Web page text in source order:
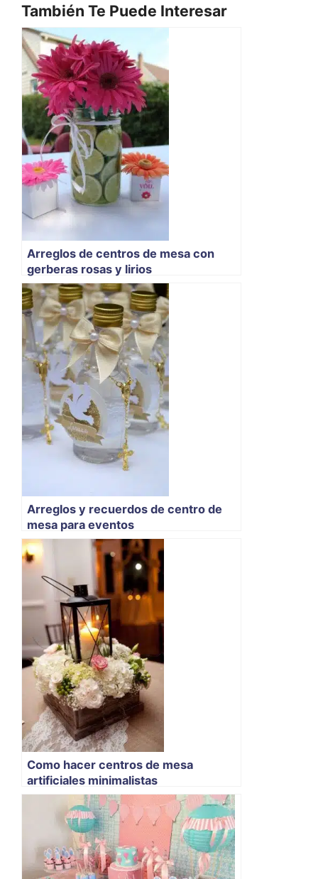
También Te Puede Interesar
Arreglos de centros de mesa con
gerberas rosas y lirios
Arreglos y recuerdos de centro de
mesa para eventos
Como hacer centros de mesa
artificiales minimalistas